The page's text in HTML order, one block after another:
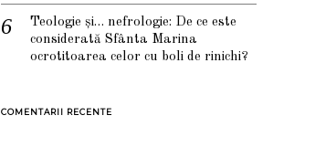
Teologie și… nefrologie: De ce este
considerată Sfânta Marina
ocrotitoarea celor cu boli de rinichi?
COMENTARII RECENTE